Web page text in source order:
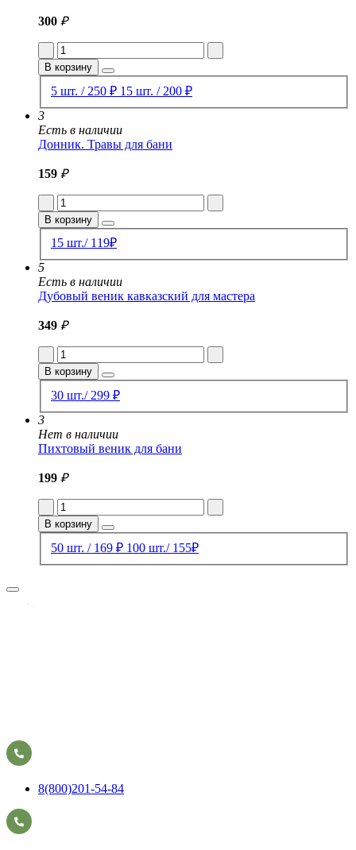
300 ₽
В корзину
5 шт. / 250 ₽ 15 шт. / 200 ₽
3
Есть в наличии
Донник. Травы для бани
159 ₽
В корзину
15 шт./ 119₽
5
Есть в наличии
Дубовый веник кавказский для мастера
349 ₽
В корзину
30 шт./ 299 ₽
3
Нет в наличии
Пихтовый веник для бани
199 ₽
В корзину
50 шт. / 169 ₽ 100 шт./ 155₽
8(800)201-54-84